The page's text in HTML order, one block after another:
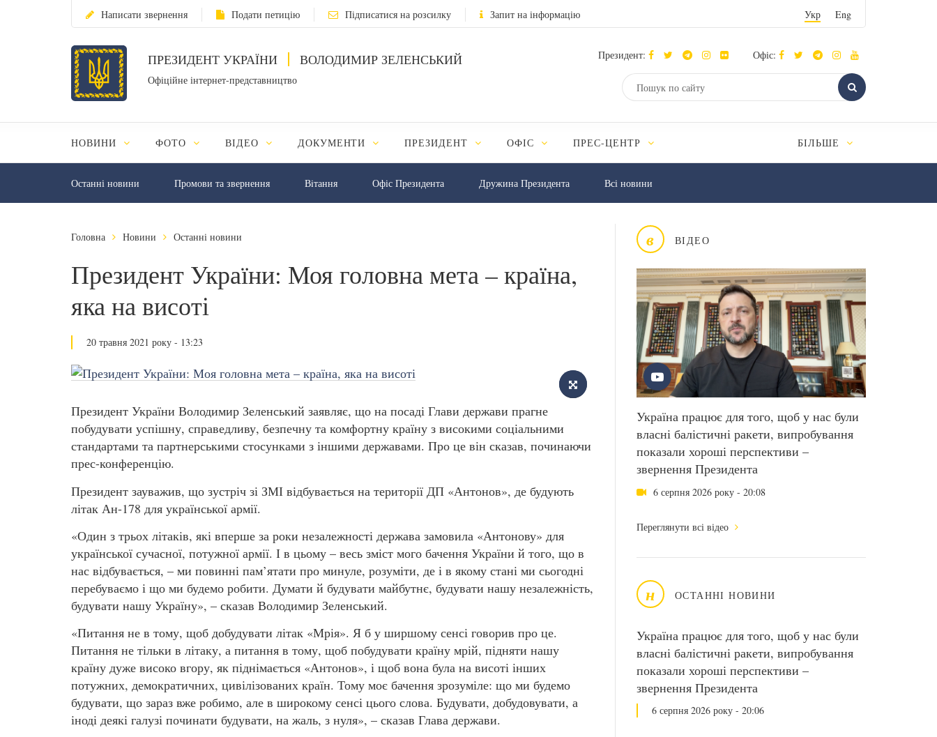
Написати звернення Подати петицію Підписатися на розсилку Запит на інформацію Укр Eng
ПРЕЗИДЕНТ УКРАЇНИ ВОЛОДИМИР ЗЕЛЕНСЬКИЙ
Офіційне інтернет-представництво
Президент: Офіс:
НОВИНИ ФОТО ВІДЕО ДОКУМЕНТИ ПРЕЗИДЕНТ ОФІС ПРЕС-ЦЕНТР БІЛЬШЕ
Останні новини Промови та звернення Вiтання Офіс Президента Дружина Президента Всі новини
в ВІДЕО
Україна працює для того, щоб у нас були
власні балістичні ракети, випробування
показали хороші перспективи –
звернення Президента
6 серпня 2026 року - 20:08
Переглянути всі відео
н ОСТАННІ НОВИНИ
Україна працює для того, щоб у нас були
власні балістичні ракети, випробування
показали хороші перспективи –
звернення Президента
6 серпня 2026 року - 20:06
Головна Новини Останні новини
Президент України: Моя головна мета – країна,
яка на висоті
20 травня 2021 року - 13:23
Президент України Володимир Зеленський заявляє, що на посаді Глави держави прагне
побудувати успішну, справедливу, безпечну та комфортну країну з високими соціальними
стандартами та партнерськими стосунками з іншими державами. Про це він сказав, починаючи
прес-конференцію.
Президент зауважив, що зустріч зі ЗМІ відбувається на території ДП «Антонов», де будують
літак Ан-178 для української армії.
«Один з трьох літаків, які вперше за роки незалежності держава замовила «Антонову» для
української сучасної, потужної армії. І в цьому – весь зміст мого бачення України й того, що в
нас відбувається, – ми повинні пам’ятати про минуле, розуміти, де і в якому стані ми сьогодні
перебуваємо і що ми будемо робити. Думати й будувати майбутнє, будувати нашу незалежність,
будувати нашу Україну», – сказав Володимир Зеленський.
«Питання не в тому, щоб добудувати літак «Мрія». Я б у ширшому сенсі говорив про це.
Питання не тільки в літаку, а питання в тому, щоб побудувати країну мрій, підняти нашу
країну дуже високо вгору, як піднімається «Антонов», і щоб вона була на висоті інших
потужних, демократичних, цивілізованих країн. Тому моє бачення зрозуміле: що ми будемо
будувати, що зараз вже робимо, але в широкому сенсі цього слова. Будувати, добудовувати, а
іноді деякі галузі починати будувати, на жаль, з нуля», – сказав Глава держави.